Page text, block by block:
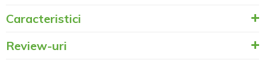
Caracteristici
Review-uri